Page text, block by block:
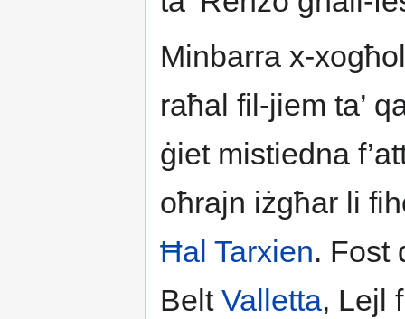
Minbarra x-
raħal fil-jiem ta’
ġiet mistiedna
oħrajn iżgħar li
Ħal Tarxien. Fost
Belt Valletta, Lejl